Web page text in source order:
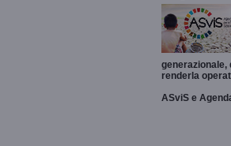
generazionale,
renderla
ASviS e